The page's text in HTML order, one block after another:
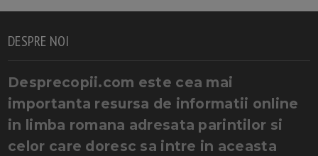
DESPRE NOI
Desprecopii.com este cea mai
importanta resursa de informatii online
in limba romana adresata parintilor si
celor care doresc sa intre in aceasta